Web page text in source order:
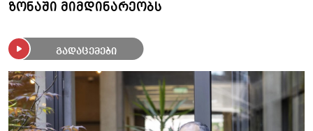
ზონაში მიმდინარეობს
გადაცემები